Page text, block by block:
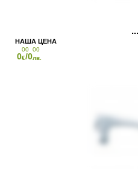
0
00
€/0
00
лв.